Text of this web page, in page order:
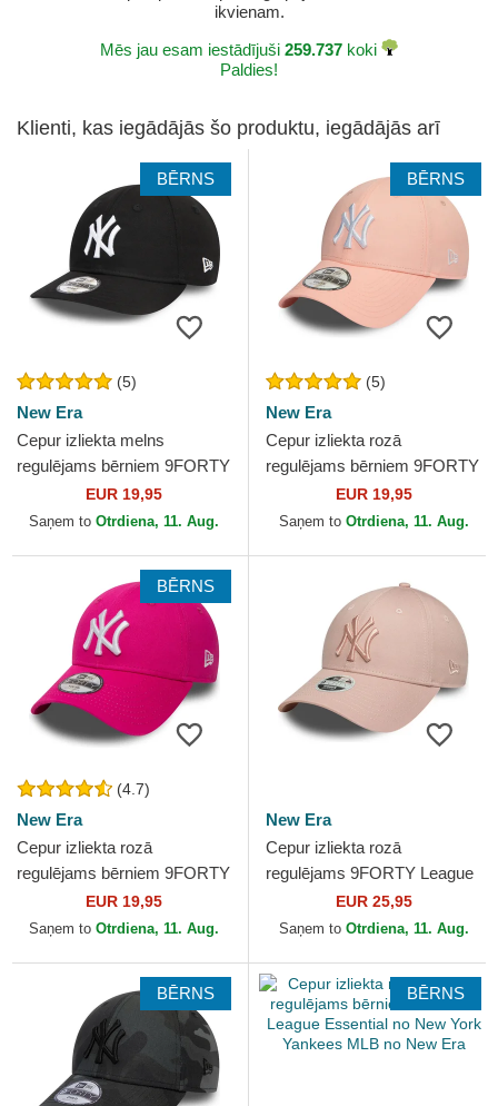
ikvienam.
Mēs jau esam iestādījuši 259.737 koki
Paldies!
Klienti, kas iegādājās šo produktu, iegādājās arī
BĒRNS
(5)
New Era
Cepur izliekta melns
regulējams bērniem 9FORTY
League Essential no New
York Yankees MLB no New
EUR 19,95
Saņem to Otrdiena, 11. Aug.
BĒRNS
(5)
New Era
Cepur izliekta rozā
regulējams bērniem 9FORTY
League Essential no New
York Yankees MLB no New
EUR 19,95
Saņem to Otrdiena, 11. Aug.
BĒRNS
(4.7)
New Era
Cepur izliekta rozā
regulējams bērniem 9FORTY
Essential no New York
Yankees MLB no New Era
EUR 19,95
Saņem to Otrdiena, 11. Aug.
New Era
Cepur izliekta rozā
regulējams 9FORTY League
Essential no New York
Yankees MLB no New Era
EUR 25,95
Saņem to Otrdiena, 11. Aug.
BĒRNS BĒRNS